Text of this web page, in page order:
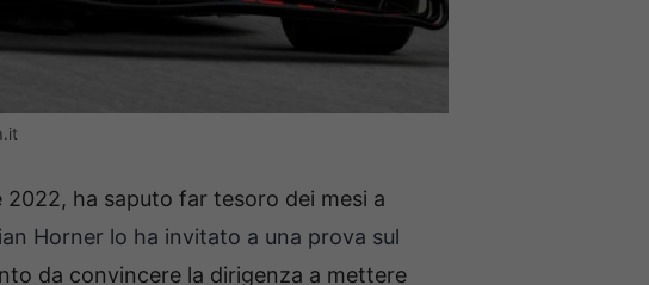
2022, ha saputo far tesoro dei mesi a
Horner lo ha invitato a una prova sul
da convincere la dirigenza a mettere